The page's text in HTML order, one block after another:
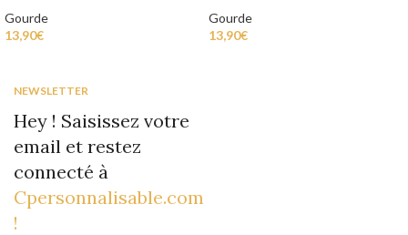
Gourde
13,90€
Gourde
13,90€
NEWSLETTER
Hey ! Saisissez votre
email et restez
connecté à
Cpersonnalisable.com
!